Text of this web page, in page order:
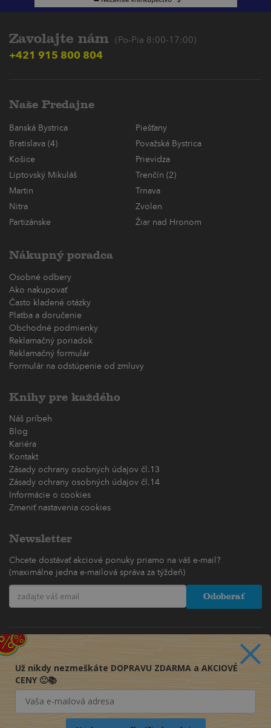
Zavolajte nám (Po-Pia 8:00-17:00)
+421 915 800 804
Naše Predajne
Banská Bystrica
Piešťany
Bratislava (4)
Považská Bystrica
Košice
Prievidza
Liptovský Mikuláš
Trenčín (2)
Martin
Trnava
Nitra
Zvolen
Partizánske
Žiar nad Hronom
Nákupný poradca
Osobné odbery
Ako nakupovať
Často kladené otázky
Platba a doručenie
Obchodné podmienky
Reklamačný poriadok
Reklamačný formulár
Formulár na odstúpenie od zmluvy
Knihy pre každého
Náš príbeh
Blog
Kariéra
Kontakt
Zásady ochrany osobných údajov čl.13
Zásady ochrany osobných údajov čl.14
Informácie o cookies
Zmeniť nastavenia cookies
Newsletter
Chcete dostávať akciové ponuky priamo na váš e-mail?
(maximálne jedna e-mailová správa za týždeň)
Odoberať
Už nikdy nezmeškáte DOPRAVU ZDARMA a AKCIOVÉ
CENY 🙂📚